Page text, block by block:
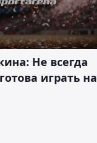
Не всегда
играть на